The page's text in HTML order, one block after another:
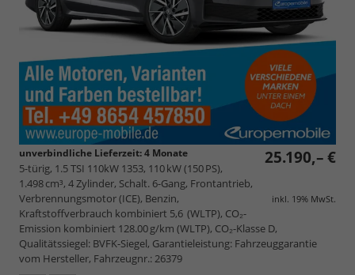
25.190,– €
inkl. 19% MwSt.
unverbindliche Lieferzeit:4 Monate
5-türig, 1.5 TSI 110kW 1353, 110 kW (150 PS),
1.498 cm³, 4 Zylinder, Schalt. 6-Gang, Frontantrieb,
Verbrennungsmotor (ICE), Benzin,
Kraftstoffverbrauch kombiniert 5,6 (WLTP), CO₂-
Emission kombiniert 128.00 g/km (WLTP), CO₂-Klasse D,
Qualitätssiegel: BVFK-Siegel, Garantieleistung: Fahrzeuggarantie
vom Hersteller, Fahrzeugnr.: 26379